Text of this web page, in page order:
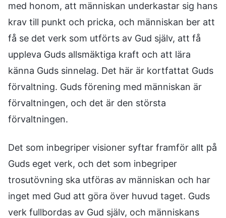
med honom, att människan underkastar sig hans
krav till punkt och pricka, och människan ber att
få se det verk som utförts av Gud själv, att få
uppleva Guds allsmäktiga kraft och att lära
känna Guds sinnelag. Det här är kortfattat Guds
förvaltning. Guds förening med människan är
förvaltningen, och det är den största
förvaltningen.
Det som inbegriper visioner syftar framför allt på
Guds eget verk, och det som inbegriper
trosutövning ska utföras av människan och har
inget med Gud att göra över huvud taget. Guds
verk fullbordas av Gud själv, och människans